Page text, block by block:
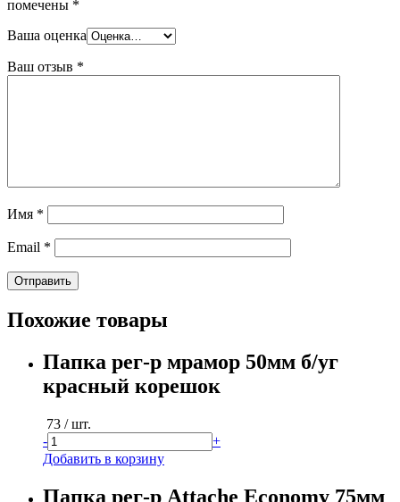
помечены *
Ваша оценка
Ваш отзыв *
Имя *
Email *
Похожие товары
Папка рег-р мрамор 50мм б/уг
красный корешок
73 / шт.
-
+
Добавить в корзину
Папка рег-р Attache Economy 75мм